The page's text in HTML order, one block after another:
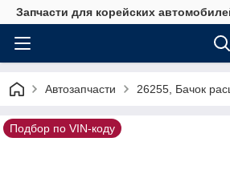
Запчасти для корейских
Автозапчасти 26255, Бачок
Подбор по VIN-коду